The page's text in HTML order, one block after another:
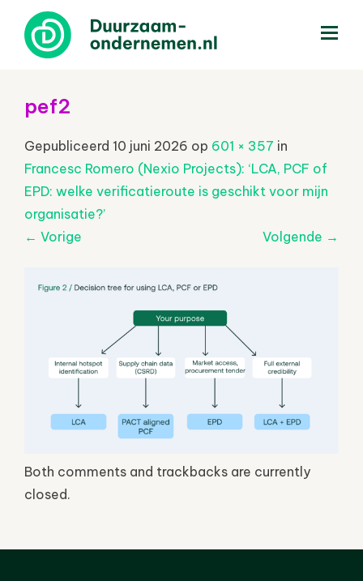
pef2
Gepubliceerd 10 juni 2026 op 601 × 357 in
Francesc Romero (Nexio Projects): ‘LCA, PCF of
EPD: welke verificatieroute is geschikt voor mijn
organisatie?’
← Vorige Volgende →
Both comments and trackbacks are currently
closed.